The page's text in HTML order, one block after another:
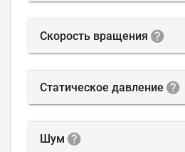
Скорость вращения
Статическое давление
Шум